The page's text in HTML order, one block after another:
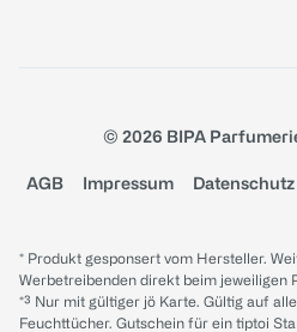
© 2026 BIPA
AGB Impressum Datenschutz
* Produkt gesponsert vom Hersteller.
Werbetreibenden direkt beim jeweiligen
*³ Nur mit gültiger jö Karte. Gültig auf
Feuchttücher. Gutschein für ein tiptoi